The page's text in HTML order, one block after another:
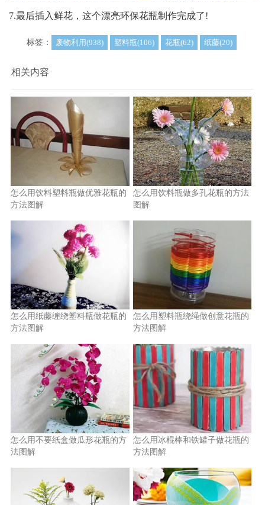
7.最后插入鲜花，这个漂亮环保花瓶制作完成了!
标签： 废物利用(938) 塑料瓶(106) 花瓶(62) 纸藤(20)
相关内容
怎么用饮料塑料瓶做优雅花瓶的
方法图解
怎么用饮料瓶做多孔花瓶的方法
图解
怎么用纸藤缠绕塑料瓶做花瓶的
方法图解
怎么用塑料瓶绕绳做创意花瓶的
方法图解
怎么用不要纸盒做瓜形花瓶的方
法图解
怎么用冰棍棒和铁罐子做花瓶的
方法图解